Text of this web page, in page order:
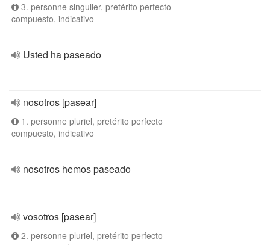
3. personne singulier, pretérito perfecto
compuesto, indicativo
Usted ha paseado
nosotros [pasear]
1. personne pluriel, pretérito perfecto
compuesto, indicativo
nosotros hemos paseado
vosotros [pasear]
2. personne pluriel, pretérito perfecto